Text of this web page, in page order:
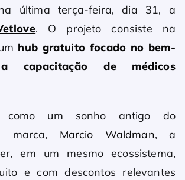
última terça-feira, dia 31, a
. O projeto consiste na
hub gratuito focado no bem-
capacitação de médicos
como um sonho antigo do
marca, Marcio Waldman, a
em um mesmo ecossistema,
e com descontos relevantes